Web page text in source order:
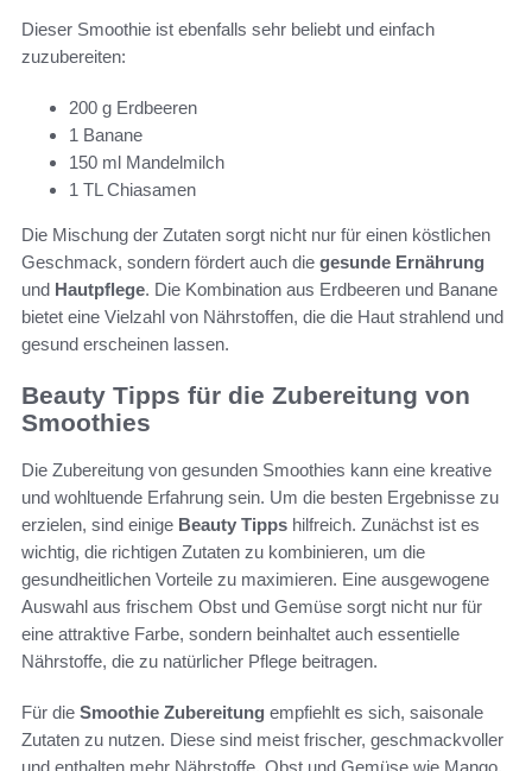
Dieser Smoothie ist ebenfalls sehr beliebt und einfach
zuzubereiten:
200 g Erdbeeren
1 Banane
150 ml Mandelmilch
1 TL Chiasamen
Die Mischung der Zutaten sorgt nicht nur für einen köstlichen
Geschmack, sondern fördert auch die gesunde Ernährung
und Hautpflege. Die Kombination aus Erdbeeren und Banane
bietet eine Vielzahl von Nährstoffen, die die Haut strahlend und
gesund erscheinen lassen.
Beauty Tipps für die Zubereitung von
Smoothies
Die Zubereitung von gesunden Smoothies kann eine kreative
und wohltuende Erfahrung sein. Um die besten Ergebnisse zu
erzielen, sind einige Beauty Tipps hilfreich. Zunächst ist es
wichtig, die richtigen Zutaten zu kombinieren, um die
gesundheitlichen Vorteile zu maximieren. Eine ausgewogene
Auswahl aus frischem Obst und Gemüse sorgt nicht nur für
eine attraktive Farbe, sondern beinhaltet auch essentielle
Nährstoffe, die zu natürlicher Pflege beitragen.
Für die Smoothie Zubereitung empfiehlt es sich, saisonale
Zutaten zu nutzen. Diese sind meist frischer, geschmackvoller